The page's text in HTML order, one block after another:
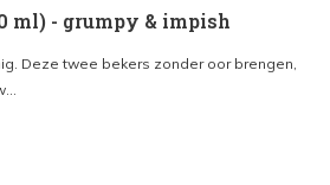
ml) - grumpy & impish
Deze twee bekers zonder oor brengen,